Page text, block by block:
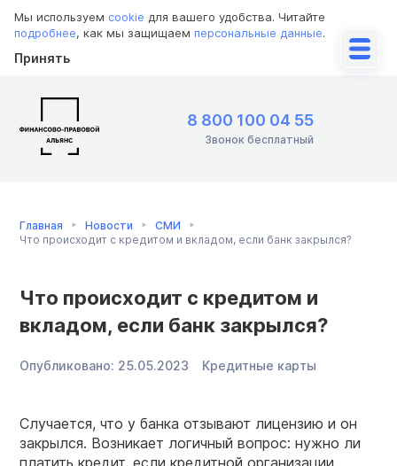
Мы используем cookie для вашего удобства. Читайте
подробнее, как мы защищаем персональные данные.
Принять
8 800 100 04 55
Звонок бесплатный
Главная Новости
СМИ
Что происходит с кредитом и вкладом, если банк закрылся?
Что происходит с кредитом и
вкладом, если банк закрылся?
Опубликовано: 25.05.2023 Кредитные карты
Случается, что у банка отзывают лицензию и он
закрылся. Возникает логичный вопрос: нужно ли
платить кредит, если кредитной организации